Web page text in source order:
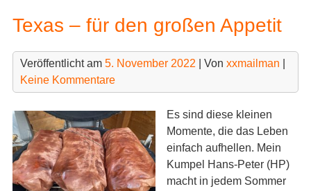
Texas – für den großen Appetit
Veröffentlicht am 5. November 2022 | Von xxmailman
Keine Kommentare
Es sind diese kleinen
Momente, die das Leben
einfach aufhellen. Mein
Kumpel Hans-Peter (HP)
macht in jedem Sommer